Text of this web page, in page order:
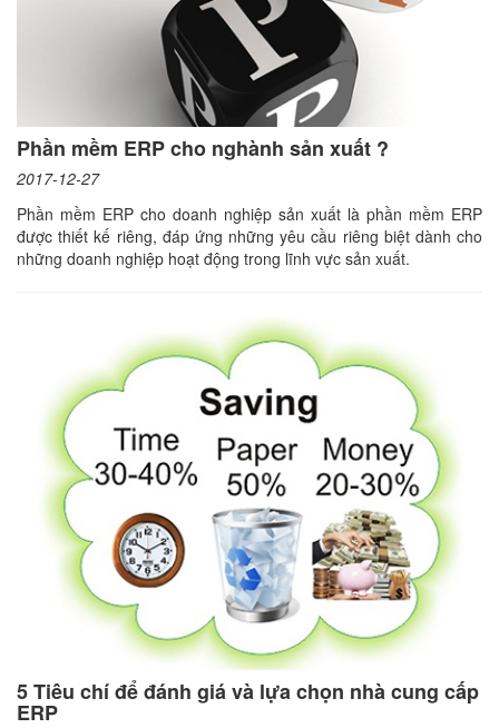
Phần mềm ERP cho nghành sản xuất ?
2017-12-27
Phần mềm ERP cho doanh nghiệp sản xuất là phần mềm ERP
được thiết kế riêng, đáp ứng những yêu cầu riêng biệt dành cho
những doanh nghiệp hoạt động trong lĩnh vực sản xuất.
5 Tiêu chí để đánh giá và lựa chọn nhà cung cấp
ERP